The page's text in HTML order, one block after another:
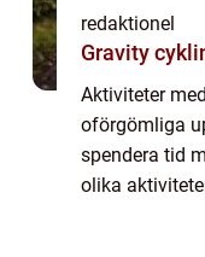
redaktionel
Gravity
Aktiviteter
oförgömliga
spendera tid
olika